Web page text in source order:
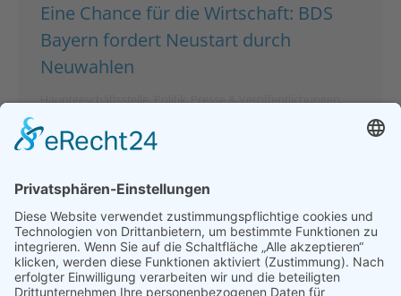
Eine Chance für die Wirtschaft: BDS
Bayern fordert Neustart durch
Neuwahlen
Hauptgeschäftsstelle,Politik,Presse & Veröffentlichungen,
Vonbdsadmin 8. November 2024
Bayern sieht in der Auflösung der Ampel-Koalition
nicht nur eine Herausforderung, sondern auch eine
Möglichkeit, positive Impulse zu setzen. „Wenn eine
Zusammenarbeit nicht mehr tragfähig ist, ist es